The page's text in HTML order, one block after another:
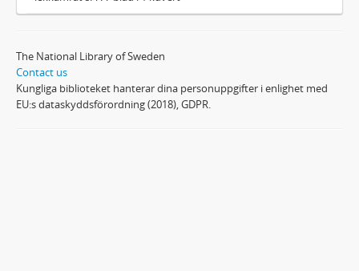
The National Library of Sweden
Contact us
Kungliga biblioteket hanterar dina personuppgifter i enlighet med
EU:s dataskyddsförordning (2018), GDPR.